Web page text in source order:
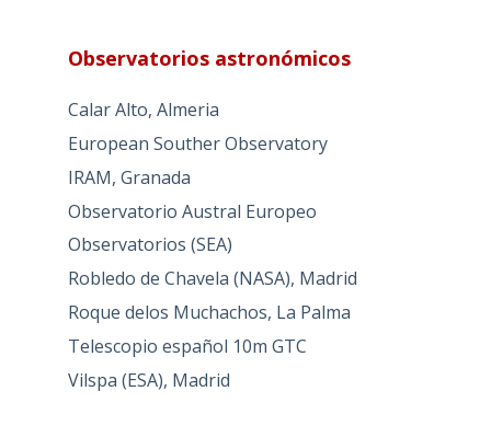
Observatorios astronómicos
Calar Alto, Almeria
European Souther Observatory
IRAM, Granada
Observatorio Austral Europeo
Observatorios (SEA)
Robledo de Chavela (NASA), Madrid
Roque delos Muchachos, La Palma
Telescopio español 10m GTC
Vilspa (ESA), Madrid